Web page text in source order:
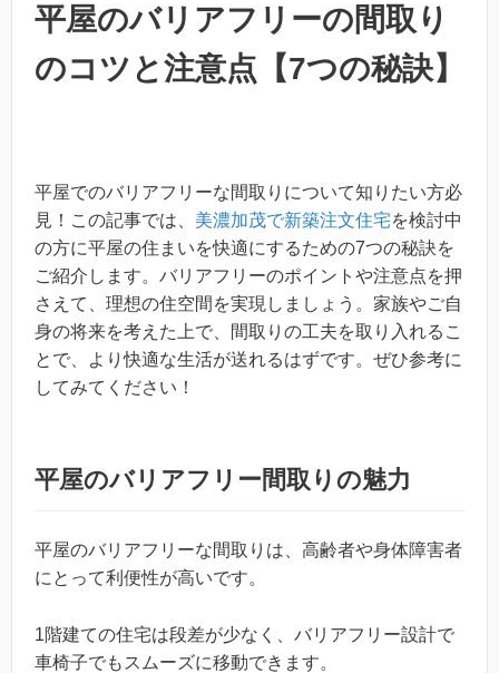
平屋のバリアフリーの間取り
のコツと注意点【7つの秘訣】
平屋でのバリアフリーな間取りについて知りたい方必
見！この記事では、 美濃加茂で新築注文住宅を検討中
の方に平屋の住まいを快適にするための7つの秘訣を
ご紹介します。バリアフリーのポイントや注意点を押
さえて、理想の住空間を実現しましょう。家族やご自
身の将来を考えた上で、間取りの工夫を取り入れるこ
とで、より快適な生活が送れるはずです。ぜひ参考に
してみてください！
平屋のバリアフリー間取りの魅力
平屋のバリアフリーな間取りは、高齢者や身体障害者
にとって利便性が高いです。
1階建ての住宅は段差が少なく、バリアフリー設計で
車椅子でもスムーズに移動できます。